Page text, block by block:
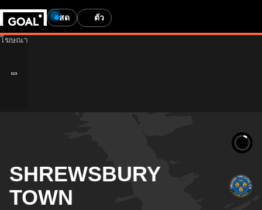
สด ตั๋ว
SHREWSBURY
TOWN